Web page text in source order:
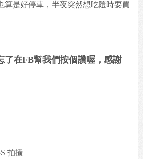
算是好停車，半夜突然想吃隨時要買
了在FB幫我們按個讚喔，感謝
拍攝